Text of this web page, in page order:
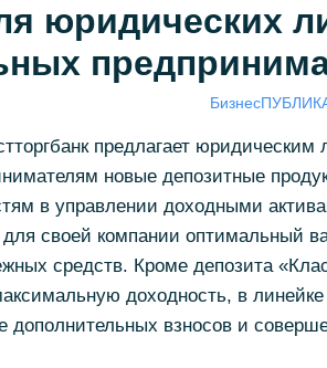
юридических
Бизнес
предлагает юридическим
новые депозитные
в управлении доходными
своей компании оптимальный
средств. Кроме депозита
доходность, в
дополнительных взносов и